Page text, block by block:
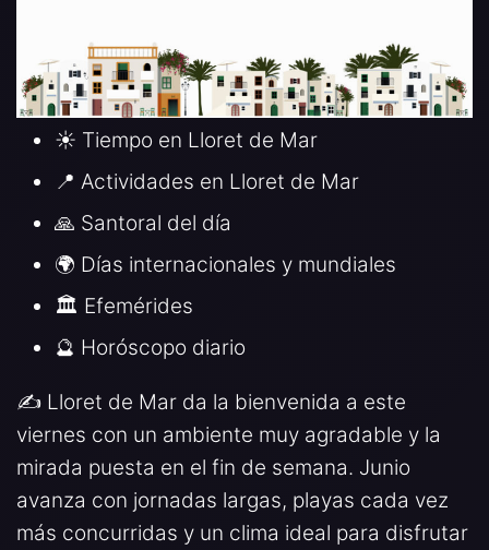
☀️ Tiempo en Lloret de Mar
📍 Actividades en Lloret de Mar
🙏 Santoral del día
🌍 Días internacionales y mundiales
🏛️ Efemérides
🔮 Horóscopo diario
✍️ Lloret de Mar da la bienvenida a este
viernes con un ambiente muy agradable y la
mirada puesta en el fin de semana. Junio
avanza con jornadas largas, playas cada vez
más concurridas y un clima ideal para disfrutar